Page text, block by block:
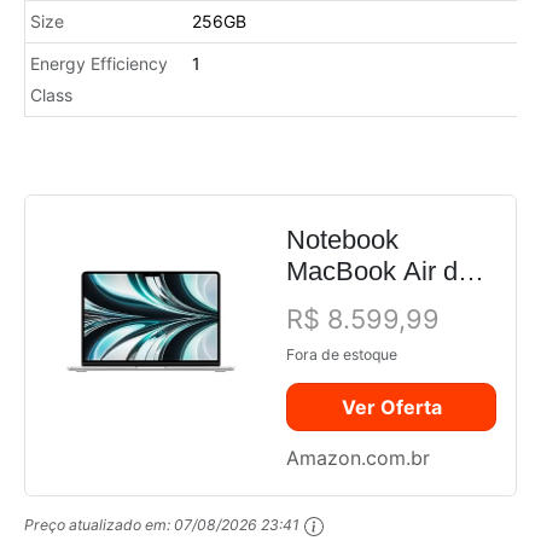
Size 256GB
Energy Efficiency
Class
1
Notebook
MacBook Air de
13 polegadas:
Chip M2 com
CPU de oito
núcleos e GPU
de oito núcleos,
de 256 GB SSD
(Prata)
R$ 8.599,99
Fora de estoque
Ver Oferta
Amazon.com.br
Preço atualizado em: 07/08/2026 23:41